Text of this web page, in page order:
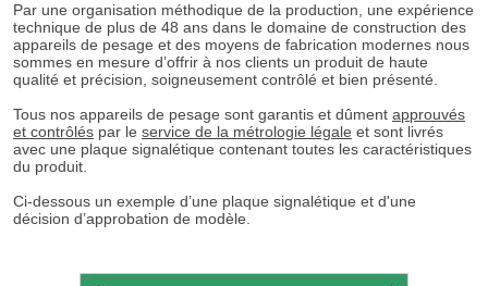
Par une organisation méthodique de la production, une expérience
technique de plus de 48 ans dans le domaine de construction des
appareils de pesage et des moyens de fabrication modernes nous
sommes en mesure d’offrir à nos clients un produit de haute
qualité et précision, soigneusement contrôlé et bien présenté.
Tous nos appareils de pesage sont garantis et dûment approuvés
et contrôlés par le service de la métrologie légale et sont livrés
avec une plaque signalétique contenant toutes les caractéristiques
du produit.
Ci-dessous un exemple d’une plaque signalétique et d'une
décision d’approbation de modèle.